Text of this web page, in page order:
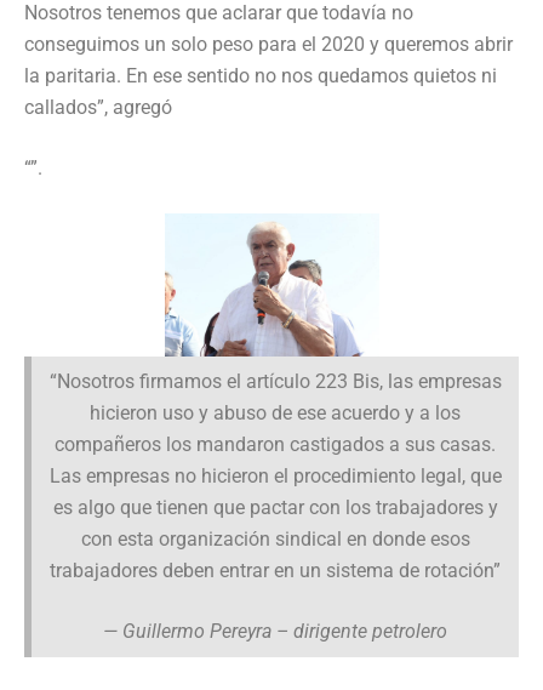
Nosotros tenemos que aclarar que todavía no
conseguimos un solo peso para el 2020 y queremos abrir
la paritaria. En ese sentido no nos quedamos quietos ni
callados”, agregó
“”.
“Nosotros firmamos el artículo 223 Bis, las empresas
hicieron uso y abuso de ese acuerdo y a los
compañeros los mandaron castigados a sus casas.
Las empresas no hicieron el procedimiento legal, que
es algo que tienen que pactar con los trabajadores y
con esta organización sindical en donde esos
trabajadores deben entrar en un sistema de rotación”
— Guillermo Pereyra – dirigente petrolero